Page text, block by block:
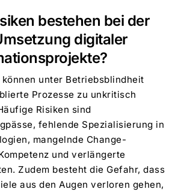
bestehen bei der
digitaler
können unter Betriebsblindheit
Prozesse zu unkritisch
Risiken sind
fehlende Spezialisierung in
mangelnde Change-
und verlängerte
Zudem besteht die Gefahr, dass
aus den Augen verloren gehen,